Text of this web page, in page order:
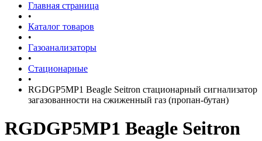
Главная страница
•
Каталог товаров
•
Газоанализаторы
•
Стационарные
•
RGDGP5MP1 Beagle Seitron стационарный сигнализатор
загазованности на сжиженный газ (пропан-бутан)
RGDGP5MP1 Beagle Seitron